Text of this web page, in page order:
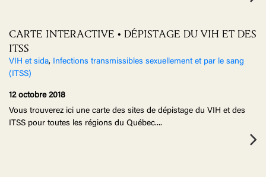
CARTE INTERACTIVE • DÉPISTAGE DU VIH ET DES
ITSS
VIH et sida, Infections transmissibles sexuellement et par le sang
(ITSS)
12 octobre 2018
Vous trouverez ici une carte des sites de dépistage du VIH et des
ITSS pour toutes les régions du Québec....